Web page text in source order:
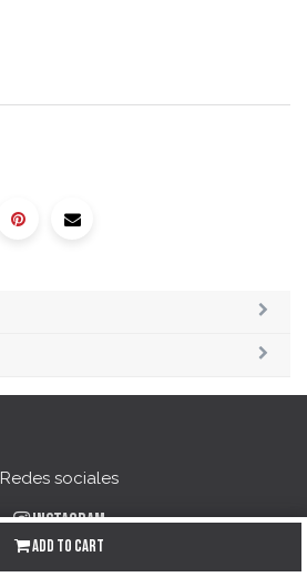
Add to Cart
Redes sociales
Instagram
Facebook